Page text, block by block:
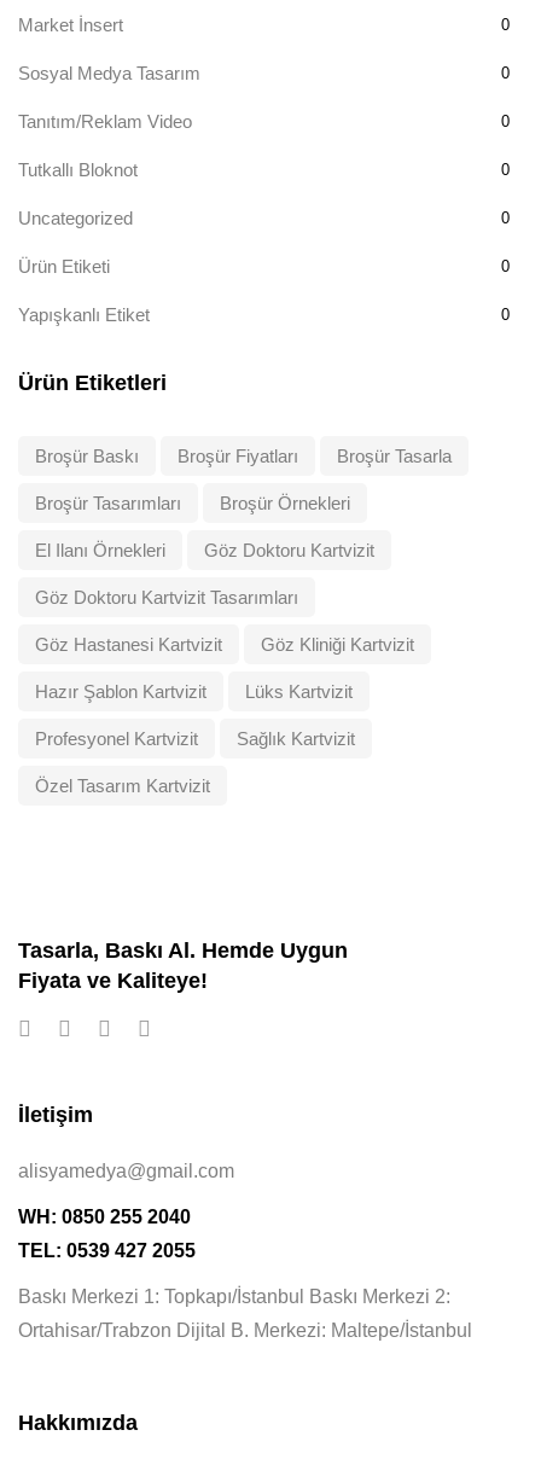
Market İnsert 0
Sosyal Medya Tasarım 0
Tanıtım/Reklam Video 0
Tutkallı Bloknot 0
Uncategorized 0
Ürün Etiketi 0
Yapışkanlı Etiket 0
Ürün Etiketleri
Broşür Baskı Broşür Fiyatları Broşür Tasarla
Broşür Tasarımları Broşür Örnekleri
El Ilanı Örnekleri Göz Doktoru Kartvizit
Göz Doktoru Kartvizit Tasarımları
Göz Hastanesi Kartvizit Göz Kliniği Kartvizit
Hazır Şablon Kartvizit Lüks Kartvizit
Profesyonel Kartvizit Sağlık Kartvizit
Özel Tasarım Kartvizit
Tasarla, Baskı Al. Hemde Uygun
Fiyata ve Kaliteye!
İletişim
alisyamedya@gmail.com
WH: 0850 255 2040
TEL: 0539 427 2055
Baskı Merkezi 1: Topkapı/İstanbul Baskı Merkezi 2:
Ortahisar/Trabzon Dijital B. Merkezi: Maltepe/İstanbul
Hakkımızda